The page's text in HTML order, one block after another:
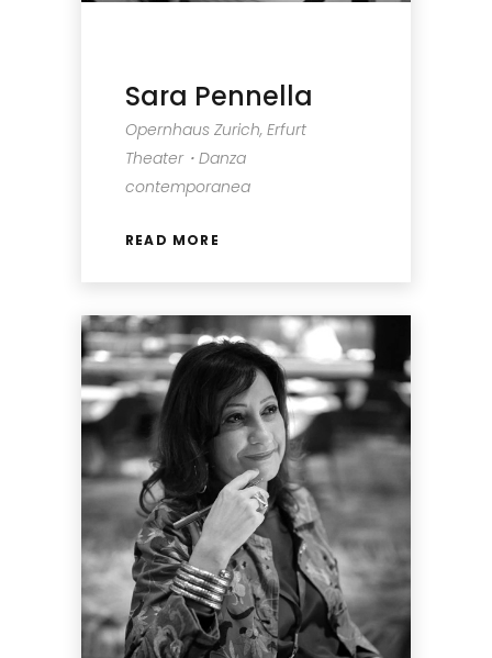
Sara Pennella
Opernhaus Zurich, Erfurt
Theater・Danza
contemporanea
READ MORE